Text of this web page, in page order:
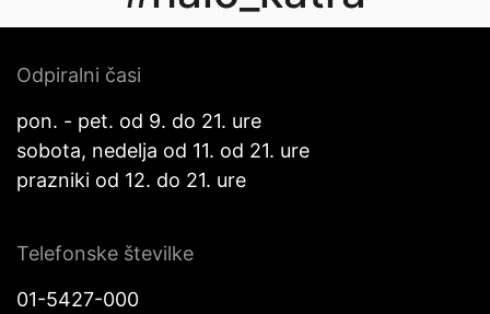
Odpiralni časi
pon. - pet. od 9. do 21. ure
sobota, nedelja od 11. od 21. ure
prazniki od 12. do 21. ure
Telefonske številke
01-5427-000